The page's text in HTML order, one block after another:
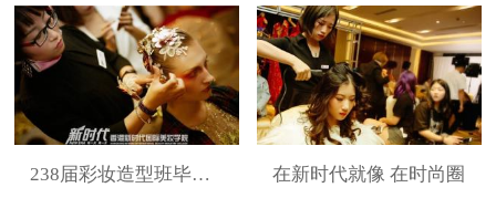
238届彩妆造型班毕业展 在新时代就像 在时尚圈